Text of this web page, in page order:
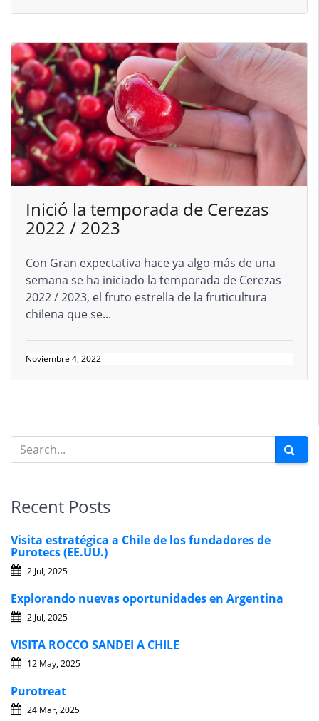
Inició la temporada de Cerezas
2022 / 2023
Con Gran expectativa hace ya algo más de una
semana se ha iniciado la temporada de Cerezas
2022 / 2023, el fruto estrella de la fruticultura
chilena que se...
Noviembre 4, 2022
Recent Posts
Visita estratégica a Chile de los fundadores de
Purotecs (EE.UU.)
2 Jul, 2025
Explorando nuevas oportunidades en Argentina
2 Jul, 2025
VISITA ROCCO SANDEI A CHILE
12 May, 2025
Purotreat
24 Mar, 2025